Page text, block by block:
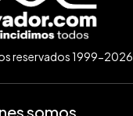
reservados 1999-2026
somos